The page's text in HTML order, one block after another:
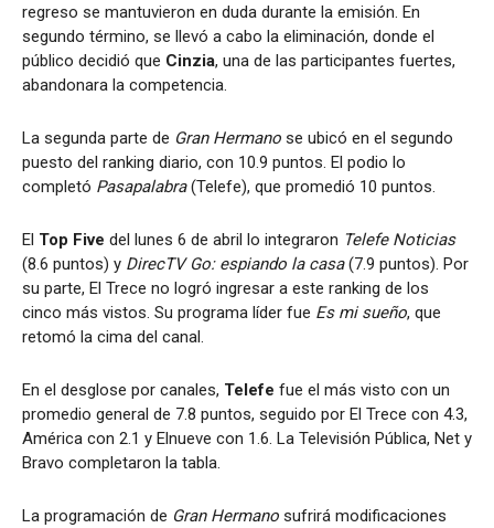
regreso se mantuvieron en duda durante la emisión. En
segundo término, se llevó a cabo la eliminación, donde el
público decidió que Cinzia, una de las participantes fuertes,
abandonara la competencia.
La segunda parte de Gran Hermano se ubicó en el segundo
puesto del ranking diario, con 10.9 puntos. El podio lo
completó Pasapalabra(Telefe), que promedió 10 puntos.
El Top Five del lunes 6 de abril lo integraron Telefe Noticias
(8.6 puntos) y DirecTV Go: espiando la casa(7.9 puntos). Por
su parte, El Trece no logró ingresar a este ranking de los
cinco más vistos. Su programa líder fue Es mi sueño, que
retomó la cima del canal.
En el desglose por canales, Telefe fue el más visto con un
promedio general de 7.8 puntos, seguido por El Trece con 4.3,
América con 2.1 y Elnueve con 1.6. La Televisión Pública, Net y
Bravo completaron la tabla.
La programación de Gran Hermano sufrirá modificaciones